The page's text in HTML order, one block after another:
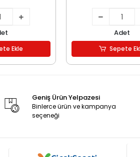
Ekle
Adet
Sepete
Geniş Ürün Yelpazesi
Binlerce ürün ve kampanya
seçeneği